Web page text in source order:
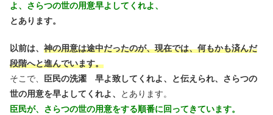
よ、さらつの世の用意早よしてくれよ、
とあります。
以前は、 神の用意は途中だったのが、現在では、何もかも済んだ
段階へと進んでいます。
そこで、
臣民の洗濯 早よ致してくれよ、と伝えられ、さらつの
世の用意を早よしてくれよ、
とあります。
臣民が、さらつの世の用意をする順番に回ってきています。